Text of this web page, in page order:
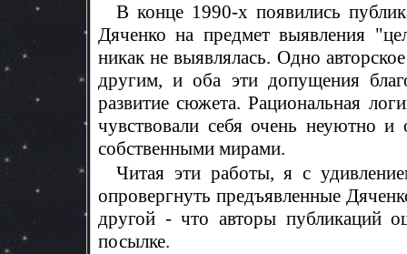
В конце 1990-х появились
Дяченко на предмет выявления
никак не выявлялась. Одно
другим, и оба эти допущения
развитие сюжета. Рациональная
чувствовали себя очень неуютно
собственными мирами.
Читая эти работы, я с
опровергнуть предъявленные
другой - что авторы публикаций
посылке.